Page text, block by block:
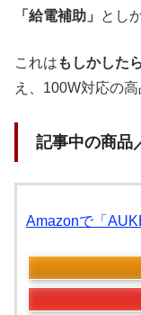
「給電補助」
とし
これは もしかした
え、100W対応の
記事中の商品
Amazonで「